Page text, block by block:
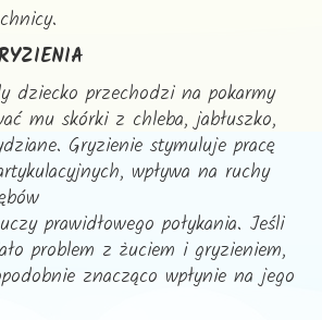
dziecko przechodzi na pokarmy
mu skórki z chleba, jabłuszko,
Gryzienie stymuluje pracę
wpływa na ruchy
prawidłowego połykania. Jeśli
problem z żuciem i gryzieniem,
znacząco wpłynie na jego